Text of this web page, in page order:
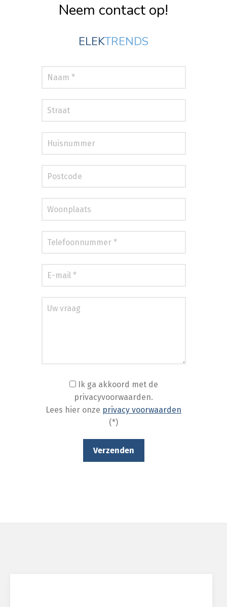
Neem contact op!
ELEKTRENDS
Ik ga akkoord met de
privacyvoorwaarden.
Lees hier onze privacy voorwaarden
(*)